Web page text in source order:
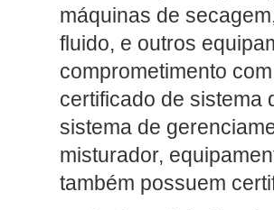
máquinas de
fluido, e outros
comprometimento
certificado de sistema
sistema de
misturador,
também possuem